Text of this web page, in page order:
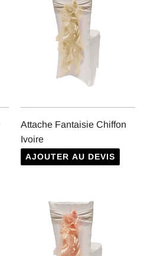
Attache Fantaisie Chiffon
Ivoire
AJOUTER AU DEVIS